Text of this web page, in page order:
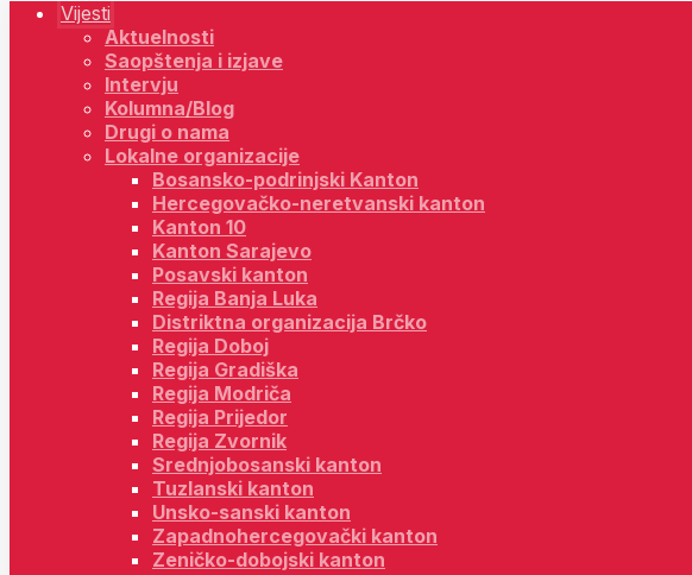
Vijesti
Aktuelnosti
Saopštenja i izjave
Intervju
Kolumna/Blog
Drugi o nama
Lokalne organizacije
Bosansko-podrinjski Kanton
Hercegovačko-neretvanski kanton
Kanton 10
Kanton Sarajevo
Posavski kanton
Regija Banja Luka
Distriktna organizacija Brčko
Regija Doboj
Regija Gradiška
Regija Modriča
Regija Prijedor
Regija Zvornik
Srednjobosanski kanton
Tuzlanski kanton
Unsko-sanski kanton
Zapadnohercegovački kanton
Zeničko-dobojski kanton